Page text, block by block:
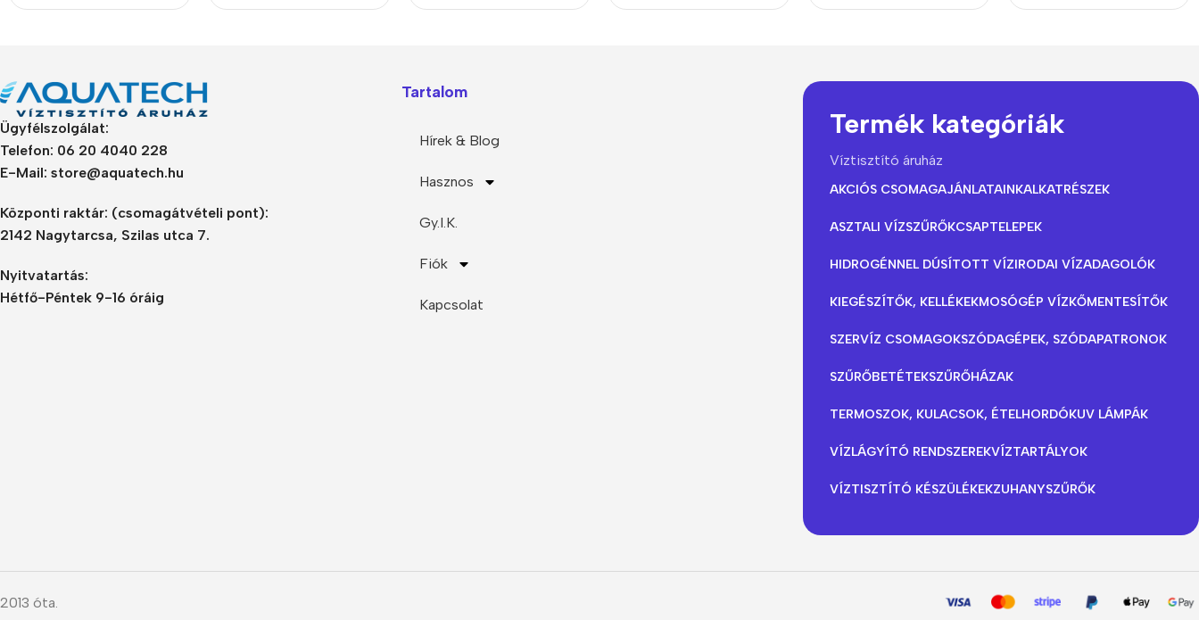
Ügyfélszolgálat:
Telefon: 06 20 4040 228
E-Mail: store@aquatech.hu
Központi raktár: (csomagátvételi pont):
2142 Nagytarcsa, Szilas utca 7.
Nyitvatartás:
Hétfő-Péntek 9-16 óráig
Tartalom
Hírek & Blog
Hasznos
Gy.I.K.
Fiók
Kapcsolat
Termék kategóriák
Víztisztító áruház
AKCIÓS CSOMAGAJÁNLATAINKALKATRÉSZEK
ASZTALI VÍZSZŰRŐKCSAPTELEPEK
HIDROGÉNNEL DÚSÍTOTT VÍZIRODAI VÍZADAGOLÓK
KIEGÉSZÍTŐK, KELLÉKEKMOSÓGÉP VÍZKŐMENTESÍTŐK
SZERVÍZ CSOMAGOKSZÓDAGÉPEK, SZÓDAPATRONOK
SZŰRŐBETÉTEKSZŰRŐHÁZAK
TERMOSZOK, KULACSOK, ÉTELHORDÓKUV LÁMPÁK
VÍZLÁGYÍTÓ RENDSZEREKVÍZTARTÁLYOK
VÍZTISZTÍTÓ KÉSZÜLÉKEKZUHANYSZŰRŐK
2013 óta.